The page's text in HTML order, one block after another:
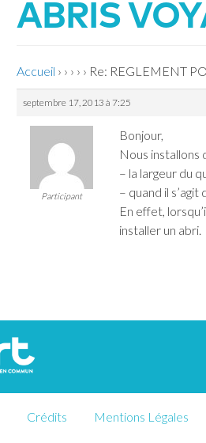
ABRIS
Accueil › › › › › Re: REGLEMENT
septembre 17, 2013 à 7:25
Participant
Bonjour,
Nous installons
– la largeur du
– quand il
En effet,
installer un abri.
Crédits Mentions Légales